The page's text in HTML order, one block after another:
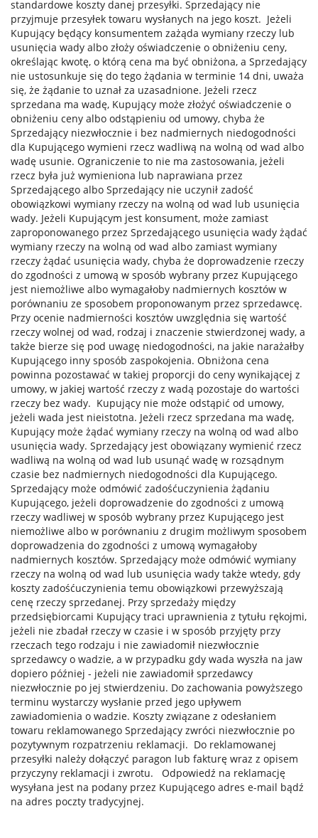
standardowe koszty danej przesyłki. Sprzedający nie
przyjmuje przesyłek towaru wysłanych na jego koszt. Jeżeli
Kupujący będący konsumentem zażąda wymiany rzeczy lub
usunięcia wady albo złoży oświadczenie o obniżeniu ceny,
określając kwotę, o którą cena ma być obniżona, a Sprzedający
nie ustosunkuje się do tego żądania w terminie 14 dni, uważa
się, że żądanie to uznał za uzasadnione. Jeżeli rzecz
sprzedana ma wadę, Kupujący może złożyć oświadczenie o
obniżeniu ceny albo odstąpieniu od umowy, chyba że
Sprzedający niezwłocznie i bez nadmiernych niedogodności
dla Kupującego wymieni rzecz wadliwą na wolną od wad albo
wadę usunie. Ograniczenie to nie ma zastosowania, jeżeli
rzecz była już wymieniona lub naprawiana przez
Sprzedającego albo Sprzedający nie uczynił zadość
obowiązkowi wymiany rzeczy na wolną od wad lub usunięcia
wady. Jeżeli Kupującym jest konsument, może zamiast
zaproponowanego przez Sprzedającego usunięcia wady żądać
wymiany rzeczy na wolną od wad albo zamiast wymiany
rzeczy żądać usunięcia wady, chyba że doprowadzenie rzeczy
do zgodności z umową w sposób wybrany przez Kupującego
jest niemożliwe albo wymagałoby nadmiernych kosztów w
porównaniu ze sposobem proponowanym przez sprzedawcę.
Przy ocenie nadmierności kosztów uwzględnia się wartość
rzeczy wolnej od wad, rodzaj i znaczenie stwierdzonej wady, a
także bierze się pod uwagę niedogodności, na jakie narażałby
Kupującego inny sposób zaspokojenia. Obniżona cena
powinna pozostawać w takiej proporcji do ceny wynikającej z
umowy, w jakiej wartość rzeczy z wadą pozostaje do wartości
rzeczy bez wady. Kupujący nie może odstąpić od umowy,
jeżeli wada jest nieistotna. Jeżeli rzecz sprzedana ma wadę,
Kupujący może żądać wymiany rzeczy na wolną od wad albo
usunięcia wady. Sprzedający jest obowiązany wymienić rzecz
wadliwą na wolną od wad lub usunąć wadę w rozsądnym
czasie bez nadmiernych niedogodności dla Kupującego.
Sprzedający może odmówić zadośćuczynienia żądaniu
Kupującego, jeżeli doprowadzenie do zgodności z umową
rzeczy wadliwej w sposób wybrany przez Kupującego jest
niemożliwe albo w porównaniu z drugim możliwym sposobem
doprowadzenia do zgodności z umową wymagałoby
nadmiernych kosztów. Sprzedający może odmówić wymiany
rzeczy na wolną od wad lub usunięcia wady także wtedy, gdy
koszty zadośćuczynienia temu obowiązkowi przewyższają
cenę rzeczy sprzedanej. Przy sprzedaży między
przedsiębiorcami Kupujący traci uprawnienia z tytułu rękojmi,
jeżeli nie zbadał rzeczy w czasie i w sposób przyjęty przy
rzeczach tego rodzaju i nie zawiadomił niezwłocznie
sprzedawcy o wadzie, a w przypadku gdy wada wyszła na jaw
dopiero później - jeżeli nie zawiadomił sprzedawcy
niezwłocznie po jej stwierdzeniu. Do zachowania powyższego
terminu wystarczy wysłanie przed jego upływem
zawiadomienia o wadzie. Koszty związane z odesłaniem
towaru reklamowanego Sprzedający zwróci niezwłocznie po
pozytywnym rozpatrzeniu reklamacji. Do reklamowanej
przesyłki należy dołączyć paragon lub fakturę wraz z opisem
przyczyny reklamacji i zwrotu. Odpowiedź na reklamację
wysyłana jest na podany przez Kupującego adres e-mail bądź
na adres poczty tradycyjnej.